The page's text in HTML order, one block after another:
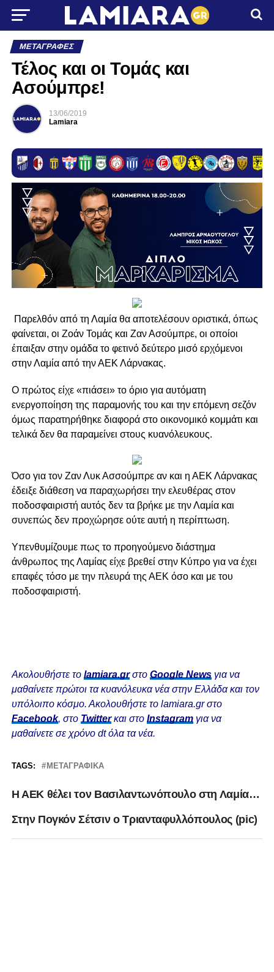
ΜΕΤΑΓΡΑΦΈΣ
Τέλος και οι Τομάς και
Ασούμπρε!
13/06/2019
Lamiara
Παρελθόν από τη Λαμία θα αποτελέσουν οριστικά, όπως
φαίνεται, οι Ζοάν Τομάς και Ζαν Ασούμπρε, οι οποίοι
έπαιξαν στην ομάδα το φετινό δεύτερο μισό ερχόμενοι
στην Λαμία από την ΑΕΚ Λάρνακας.
O πρώτος είχε «πιάσει» το όριο για αυτόματη
ενεργοποίηση της παραμονής του και την επόμενη σεζόν
όμως παρατηρήθηκε διαφορά στο οικονομικό κομμάτι και
τελικά δεν θα παραμείνει στους κυανόλευκους.
Όσο για τον Ζαν Λυκ Ασσούμπρε αν και η ΑΕΚ Λάρνακας
έδειξε διάθεση να παραχωρήσει την ελευθέρας στον
ποδοσφαιριστή αυτός δεν τα βρήκε με την Λαμία και
συνεπώς δεν προχώρησε ούτε αυτή η περίπτωση.
Υπενθυμίζουμε πως το προηγούμενο διάστημα
άνθρωπος της Λαμίας είχε βρεθεί στην Κύπρο για να έχει
επαφές τόσο με την πλευρά της ΑΕΚ όσο και με του
ποδοσφαιριστή.
Ακολουθήστε το lamiara.grστο Google Newsγια να
μαθαίνετε πρώτοι τα κυανόλευκα νέα στην Ελλάδα και τον
υπόλοιπο κόσμο. Ακολουθήστε το lamiara.gr στο
Facebook, στο Twitterκαι στο Instagram για να
μαθαίνετε σε χρόνο dt όλα τα νέα.
TAGS: ΜΕΤΑΓΡΑΦΙΚΆ
Η ΑΕΚ θέλει τον Βασιλαντωνόπουλο στη Λαμία…
Στην Πογκόν Σέτσιν ο Τριανταφυλλόπουλος (pic)